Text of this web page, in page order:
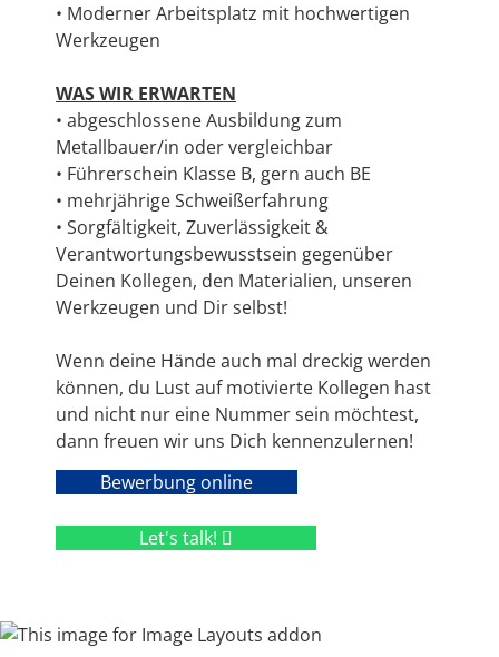
• Moderner Arbeitsplatz mit hochwertigen
Werkzeugen
WAS WIR ERWARTEN
• abgeschlossene Ausbildung zum
Metallbauer/in oder vergleichbar
• Führerschein Klasse B, gern auch BE
• mehrjährige Schweißerfahrung
• Sorgfältigkeit, Zuverlässigkeit &
Verantwortungsbewusstsein gegenüber
Deinen Kollegen, den Materialien, unseren
Werkzeugen und Dir selbst!
Wenn deine Hände auch mal dreckig werden
können, du Lust auf motivierte Kollegen hast
und nicht nur eine Nummer sein möchtest,
dann freuen wir uns Dich kennenzulernen!
Bewerbung online
Let's talk!